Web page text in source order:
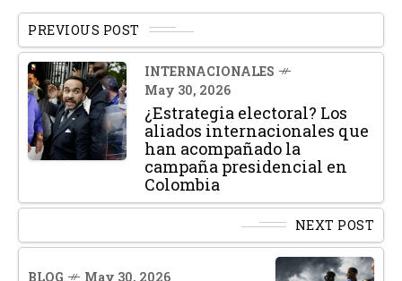
PREVIOUS POST
INTERNACIONALES
May 30, 2026
¿Estrategia electoral? Los
aliados internacionales que
han acompañado la
campaña presidencial en
Colombia
NEXT POST
BLOG May 30, 2026